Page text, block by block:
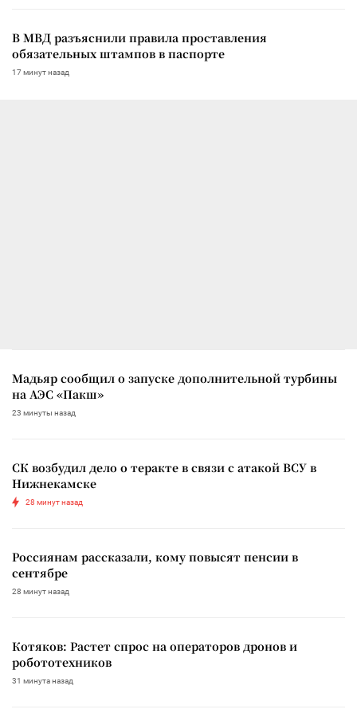
В МВД разъяснили правила проставления
обязательных штампов в паспорте
17 минут назад
Мадьяр сообщил о запуске дополнительной турбины
на АЭС «Пакш»
23 минуты назад
СК возбудил дело о теракте в связи с атакой ВСУ в
Нижнекамске
28 минут назад
Россиянам рассказали, кому повысят пенсии в
сентябре
28 минут назад
Котяков: Растет спрос на операторов дронов и
робототехников
31 минута назад